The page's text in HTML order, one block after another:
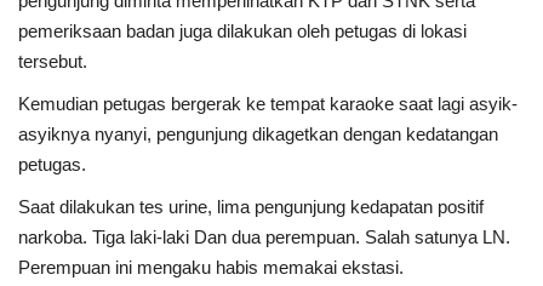
pemeriksaan badan juga dilakukan oleh petugas di lokasi
tersebut.
Kemudian petugas bergerak ke tempat karaoke saat lagi asyik-
asyiknya nyanyi, pengunjung dikagetkan dengan kedatangan
petugas.
Saat dilakukan tes urine, lima pengunjung kedapatan positif
narkoba. Tiga laki-laki Dan dua perempuan. Salah satunya LN.
Perempuan ini mengaku habis memakai ekstasi.